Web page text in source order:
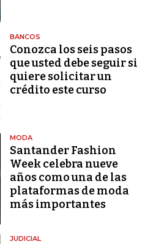
BANCOS
Conozca los seis pasos
que usted debe seguir si
quiere solicitar un
crédito este curso
MODA
Santander Fashion
Week celebra nueve
años como una de las
plataformas de moda
más importantes
JUDICIAL